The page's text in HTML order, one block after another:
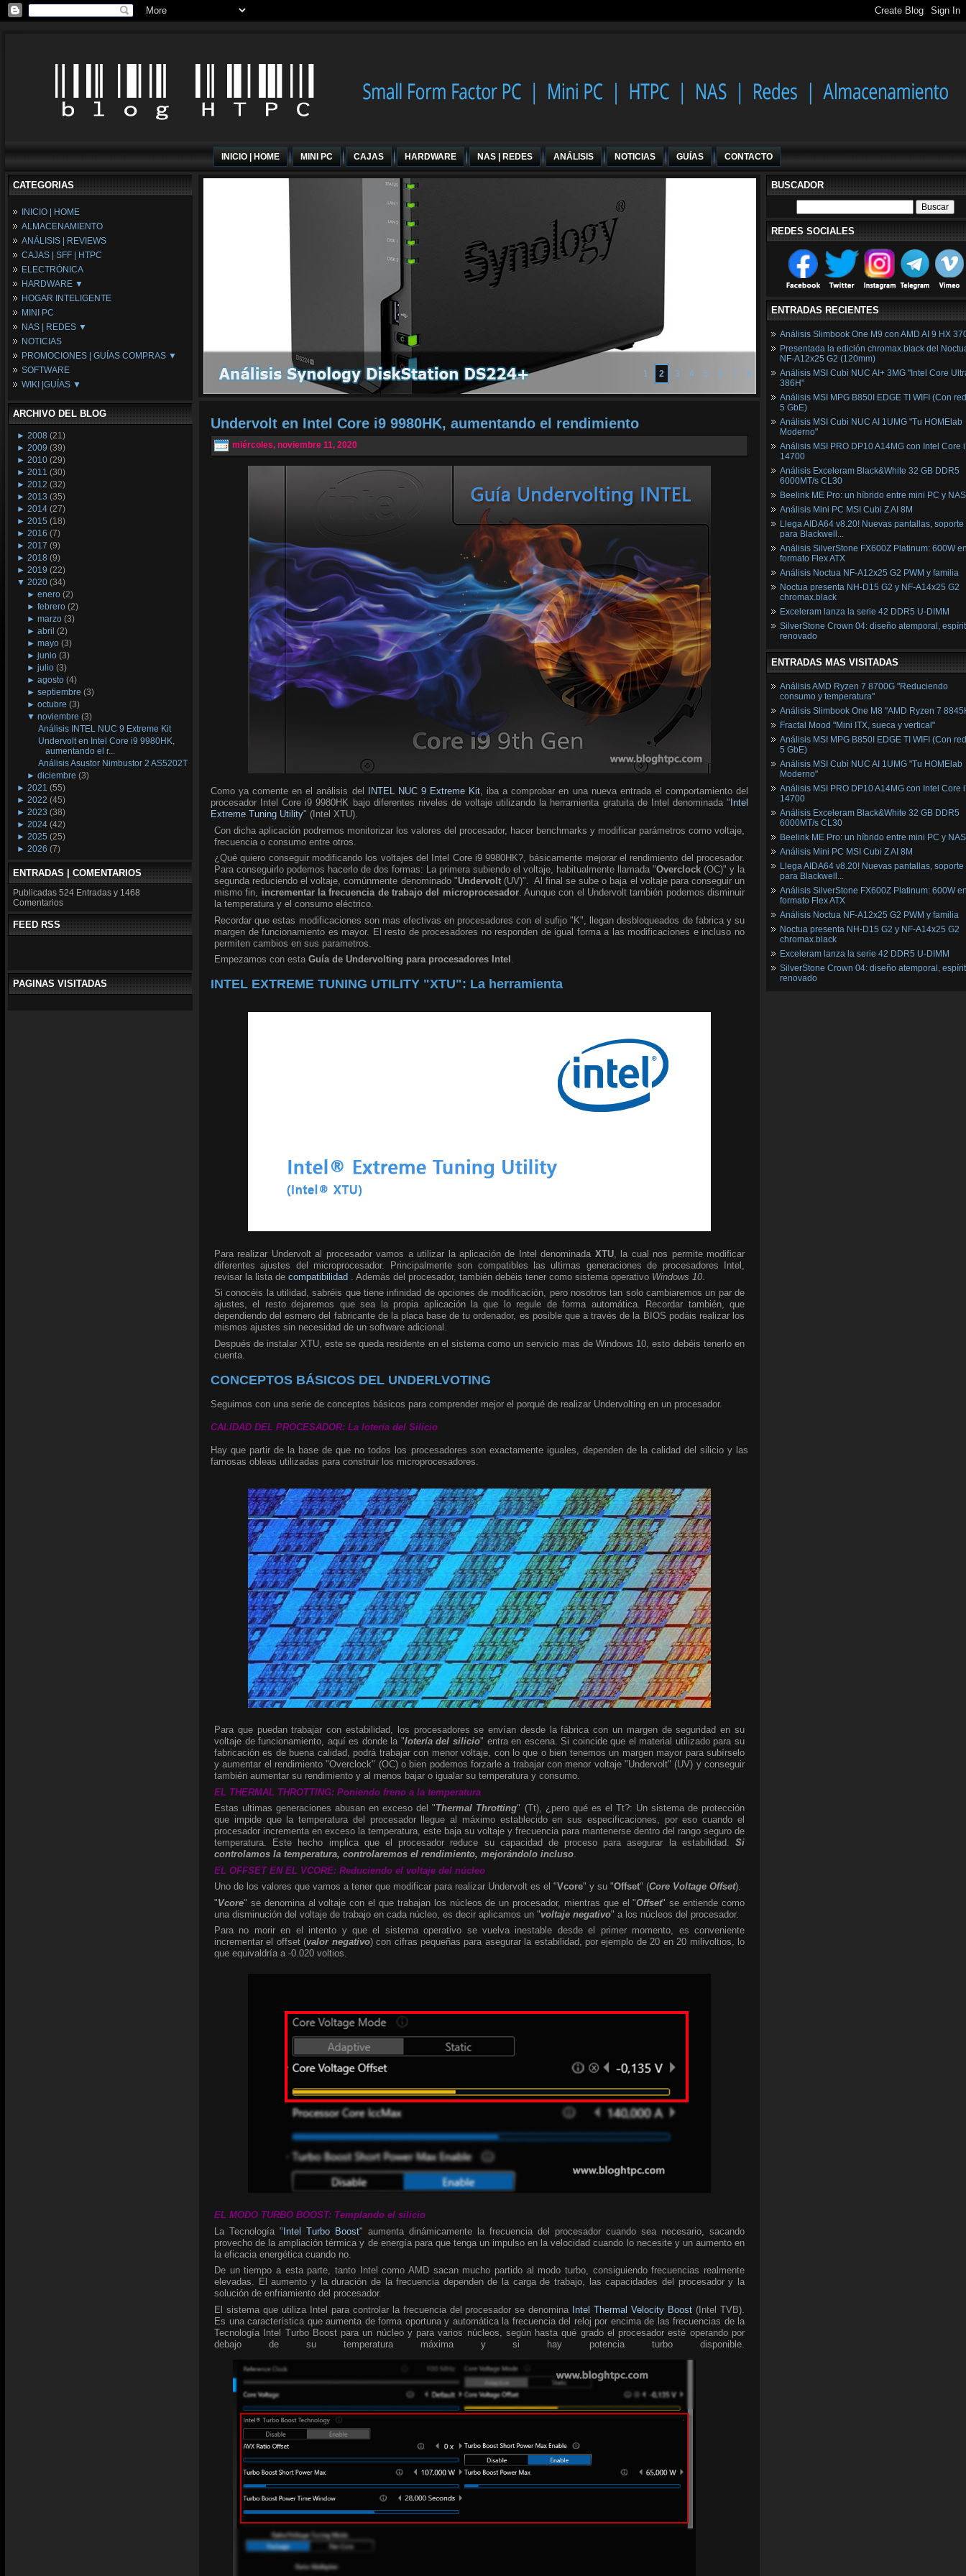
INICIO | HOME MINI PC CAJAS HARDWARE NAS | REDES ANÁLISIS NOTICIAS GUÍAS CONTACTO
CATEGORIAS
INICIO | HOME
ALMACENAMIENTO
ANÁLISIS | REVIEWS
CAJAS | SFF | HTPC
ELECTRÓNICA
HARDWARE ▼
Fuentes de Alimentación
Memória RAM
Placas Base
Procesadores
Periféricos
Refrigeración
Tarjetas Gráficas
HOGAR INTELIGENTE
MINI PC
NAS | REDES ▼
NAS
Espacio Synology
Redes
NOTICIAS
PROMOCIONES | GUÍAS COMPRAS ▼
Configuraciones Ordenadores
Guías de Compras
SOFTWARE
WIKI |GUÍAS ▼
Wikipedia
ARCHIVO DEL BLOG
► 2008 (21)
► 2009 (39)
► 2010 (29)
► 2011 (30)
► 2012 (32)
► 2013 (35)
► 2014 (27)
► 2015 (18)
► 2016 (7)
► 2017 (9)
► 2018 (9)
► 2019 (22)
▼ 2020 (34)
►enero (2)
►febrero (2)
►marzo (3)
►abril (2)
►mayo (3)
►junio (3)
►julio (3)
►agosto (4)
►septiembre (3)
►octubre (3)
▼noviembre (3)
Análisis INTEL NUC 9 Extreme Kit
Undervolt en Intel Core i9 9980HK,
aumentando el r...
Análisis Asustor Nimbustor 2 AS5202T
►diciembre (3)
► 2021 (55)
► 2022 (45)
► 2023 (38)
► 2024 (42)
► 2025 (25)
► 2026 (7)
ENTRADAS | COMENTARIOS
Publicadas 524 Entradas y 1468
Comentarios
FEED RSS
PAGINAS VISITADAS
1 2 3 4 5 6 7 8
Undervolt en Intel Core i9 9980HK, aumentando el rendimiento
miércoles, noviembre 11, 2020
Como ya comente en el análisis del INTEL NUC 9 Extreme Kit, iba a comprobar en una nueva entrada el comportamiento del
procesador Intel Core i9 9980HK bajo diferentes niveles de voltaje utilizando la herramienta gratuita de Intel denominada " Intel
Extreme Tuning Utility" (Intel XTU).
Con dicha aplicación podremos monitorizar los valores del procesador, hacer benchmarks y modificar parámetros como voltaje,
frecuencia o consumo entre otros.
¿Qué quiero conseguir modificando los voltajes del Intel Core i9 9980HK?, básicamente mejorar el rendimiento del procesador.
Para conseguirlo podemos hacerlo de dos formas: La primera subiendo el voltaje, habitualmente llamada "Overclock (OC)" y la
segunda reduciendo el voltaje, comúnmente denominado "Undervolt (UV)". Al final se sube o baja el voltaje para conseguir un
mismo fin, incrementar la frecuencia de trabajo del microprocesador. Aunque con el Undervolt también podemos disminuir
la temperatura y el consumo eléctrico.
Recordar que estas modificaciones son mas efectivas en procesadores con el sufijo "K", llegan desbloqueados de fabrica y su
margen de funcionamiento es mayor. El resto de procesadores no responden de igual forma a las modificaciones e incluso no
permiten cambios en sus parametros.
Empezamos con esta Guía de Undervolting para procesadores Intel .
INTEL EXTREME TUNING UTILITY "XTU": La herramienta
Para realizar Undervolt al procesador vamos a utilizar la aplicación de Intel denominada XTU, la cual nos permite modificar
diferentes ajustes del microprocesador. Principalmente son compatibles las ultimas generaciones de procesadores Intel,
revisar la lista de compatibilidad . Además del procesador, también debéis tener como sistema operativo Windows 10
Si conocéis la utilidad, sabréis que tiene infinidad de opciones de modificación, pero nosotros tan solo cambiaremos un par de
ajustes, el resto dejaremos que sea la propia aplicación la que lo regule de forma automática. Recordar también, que
dependiendo del esmero del fabricante de la placa base de tu ordenador, es posible que a través de la BIOS podáis realizar los
mismos ajustes sin necesidad de un software adicional.
Después de instalar XTU, este se queda residente en el sistema como un servicio mas de Windows 10, esto debéis tenerlo en
cuenta.
CONCEPTOS BÁSICOS DEL UNDERLVOTING
Seguimos con una serie de conceptos básicos para comprender mejor el porqué de realizar Undervolting en un procesador.
CALIDAD DEL PROCESADOR: La lotería del Silicio
Hay que partir de la base de que no todos los procesadores son exactamente iguales, dependen de la calidad del silicio y las
famosas obleas utilizadas para construir los microprocesadores.
Para que puedan trabajar con estabilidad, los procesadores se envían desde la fábrica con un margen de seguridad en su
voltaje de funcionamiento, aquí es donde la "lotería del silicio" entra en escena. Si coincide que el material utilizado para su
fabricación es de buena calidad, podrá trabajar con menor voltaje, con lo que o bien tenemos un margen mayor para subírselo
y aumentar el rendimiento "Overclock" (OC) o bien podemos forzarle a trabajar con menor voltaje "Undervolt" (UV) y conseguir
también aumentar su rendimiento y al menos bajar o igualar su temperatura y consumo.
EL THERMAL THROTTING: Poniendo freno a la temperatura
Estas ultimas generaciones abusan en exceso del "Thermal Throtting" (Tt), ¿pero qué es el Tt?: Un sistema de protección
que impide que la temperatura del procesador llegue al máximo establecido en sus especificaciones, por eso cuando el
procesador incrementa en exceso la temperatura, este baja su voltaje y frecuencia para mantenerse dentro del rango seguro de
temperatura. Este hecho implica que el procesador reduce su capacidad de proceso para asegurar la estabilidad. Si
controlamos la temperatura, controlaremos el rendimiento, mejorándolo incluso.
EL OFFSET EN EL VCORE: Reduciendo el voltaje del núcleo
Uno de los valores que vamos a tener que modificar para realizar Undervolt es el "Vcore" y su "Offset" (Core Voltage Offset).
"Vcore" se denomina al voltaje con el que trabajan los núcleos de un procesador, mientras que el "Offset" se entiende como
una disminución del voltaje de trabajo en cada núcleo, es decir aplicamos un "voltaje negativo" a los núcleos del procesador.
Para no morir en el intento y que el sistema operativo se vuelva inestable desde el primer momento, es conveniente
incrementar el offset (valor negativo) con cifras pequeñas para asegurar la estabilidad, por ejemplo de 20 en 20 milivoltios, lo
que equivaldría a -0.020 voltios.
EL MODO TURBO BOOST: Templando el silicio
La Tecnología "Intel Turbo Boost" aumenta dinámicamente la frecuencia del procesador cuando sea necesario, sacando
provecho de la ampliación térmica y de energía para que tenga un impulso en la velocidad cuando lo necesite y un aumento en
la eficacia energética cuando no.
De un tiempo a esta parte, tanto Intel como AMD sacan mucho partido al modo turbo, consiguiendo frecuencias realmente
elevadas. El aumento y la duración de la frecuencia dependen de la carga de trabajo, las capacidades del procesador y la
solución de enfriamiento del procesador.
El sistema que utiliza Intel para controlar la frecuencia del procesador se denomina Intel Thermal Velocity Boost (Intel TVB).
Es una característica que aumenta de forma oportuna y automática la frecuencia del reloj por encima de las frecuencias de la
Tecnología Intel Turbo Boost para un núcleo y para varios núcleos, según hasta qué grado el procesador esté operando por
debajo de su temperatura máxima y si hay potencia turbo disponible.
BUSCADOR
REDES SOCIALES
ENTRADAS RECIENTES
Análisis Slimbook One M9 con AMD AI 9 HX
Presentada la edición chromax.black del
NF‑A12x25 G2 (120mm)
Análisis MSI Cubi NUC AI+ 3MG "Intel Core
386H"
Análisis MSI MPG B850I EDGE TI WIFI (Con
5 GbE)
Análisis MSI Cubi NUC AI 1UMG "Tu HOMElab
Moderno"
Análisis MSI PRO DP10 A14MG con Intel Core
14700
Análisis Exceleram Black&White 32 GB DDR5
6000MT/s CL30
Beelink ME Pro: un híbrido entre mini PC y NAS
Análisis Mini PC MSI Cubi Z AI 8M
Llega AIDA64 v8.20! Nuevas pantallas, soporte
para Blackwell...
Análisis SilverStone FX600Z Platinum: 600W
formato Flex ATX
Análisis Noctua NF-A12x25 G2 PWM y familia
Noctua presenta NH-D15 G2 y NF-A14x25 G2
chromax.black
Exceleram lanza la serie 42 DDR5 U-DIMM
SilverStone Crown 04: diseño atemporal,
renovado
ENTRADAS MAS VISITADAS
Análisis AMD Ryzen 7 8700G "Reduciendo
consumo y temperatura"
Análisis Slimbook One M8 "AMD Ryzen 7
Fractal Mood "Mini ITX, sueca y vertical"
Análisis MSI MPG B850I EDGE TI WIFI (Con
5 GbE)
Análisis MSI Cubi NUC AI 1UMG "Tu HOMElab
Moderno"
Análisis MSI PRO DP10 A14MG con Intel Core
14700
Análisis Exceleram Black&White 32 GB DDR5
6000MT/s CL30
Beelink ME Pro: un híbrido entre mini PC y NAS
Análisis Mini PC MSI Cubi Z AI 8M
Llega AIDA64 v8.20! Nuevas pantallas, soporte
para Blackwell...
Análisis SilverStone FX600Z Platinum: 600W
formato Flex ATX
Análisis Noctua NF-A12x25 G2 PWM y familia
Noctua presenta NH-D15 G2 y NF-A14x25 G2
chromax.black
Exceleram lanza la serie 42 DDR5 U-DIMM
SilverStone Crown 04: diseño atemporal,
renovado